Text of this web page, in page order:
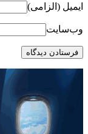
ایمیل (الزامی)
وب‌سایت